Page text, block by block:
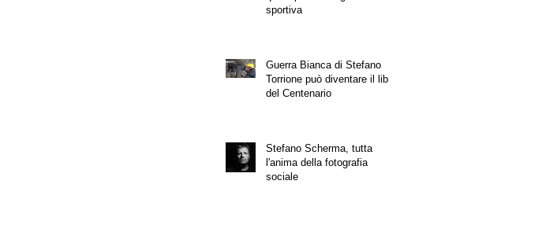
sportiva
Guerra Bianca di Stefano
Torrione può diventare il libro
del Centenario
Stefano Scherma, tutta
l'anima della fotografia
sociale